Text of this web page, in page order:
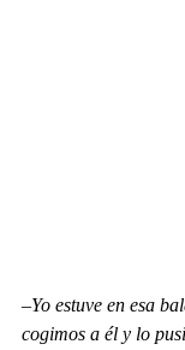
–Yo estuve en esa
cogimos a él y lo